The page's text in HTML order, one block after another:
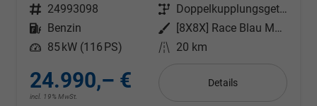
Fahrzeugnr. 24993098 Getriebe
Doppelkupplungsgetriebe (DSG)
Kraftstoff
Benzin Außenfarbe
[8X8X] Race Blau Metallic
Leistung 85 kW (116 PS) Kilometerstand 20 km
24.990,– €
incl. 19% MwSt.
Details